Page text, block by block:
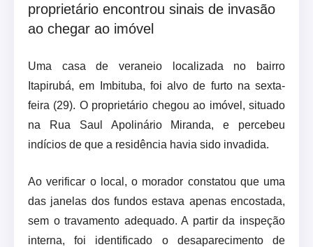
proprietário encontrou sinais de invasão
ao chegar ao imóvel
Uma casa de veraneio localizada no bairro
Itapirubá, em Imbituba, foi alvo de furto na sexta-
feira (29). O proprietário chegou ao imóvel, situado
na Rua Saul Apolinário Miranda, e percebeu
indícios de que a residência havia sido invadida.
Ao verificar o local, o morador constatou que uma
das janelas dos fundos estava apenas encostada,
sem o travamento adequado. A partir da inspeção
interna, foi identificado o desaparecimento de